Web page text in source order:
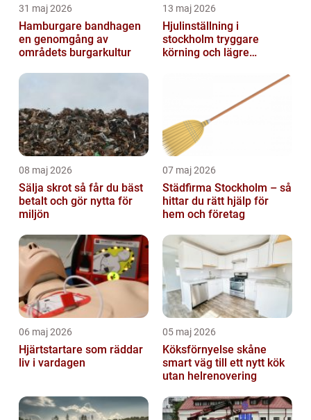
31 maj 2026
Hamburgare bandhagen
en genomgång av
områdets burgarkultur
13 maj 2026
Hjulinställning i
stockholm tryggare
körning och lägre
08 maj 2026
Sälja skrot så får du bäst
betalt och gör nytta för
miljön
07 maj 2026
Städfirma Stockholm – så
hittar du rätt hjälp för
hem och företag
06 maj 2026
Hjärtstartare som räddar
liv i vardagen
05 maj 2026
Köksförnyelse skåne
smart väg till ett nytt kök
utan helrenovering